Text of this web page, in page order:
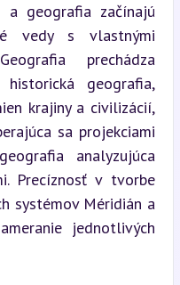
a geografia začínajú
vedy s vlastnými
prechádza
geografia,
krajiny a civilizácií,
sa projekciami
analyzujúca
Precíznosť v tvorbe
systémov Méridián a
jednotlivých